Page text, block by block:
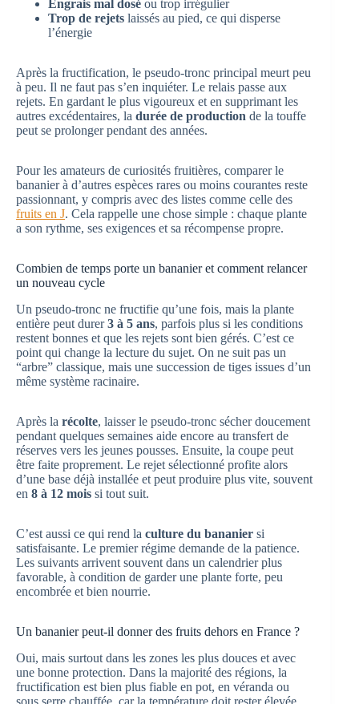
Engrais mal dosé ou trop irrégulier
Trop de rejets laissés au pied, ce qui disperse
l’énergie
Après la fructification, le pseudo-tronc principal meurt peu
à peu. Il ne faut pas s’en inquiéter. Le relais passe aux
rejets. En gardant le plus vigoureux et en supprimant les
autres excédentaires, la durée de production de la touffe
peut se prolonger pendant des années.
Pour les amateurs de curiosités fruitières, comparer le
bananier à d’autres espèces rares ou moins courantes reste
passionnant, y compris avec des listes comme celle des
fruits en J. Cela rappelle une chose simple : chaque plante
a son rythme, ses exigences et sa récompense propre.
Combien de temps porte un bananier et comment relancer
un nouveau cycle
Un pseudo-tronc ne fructifie qu’une fois, mais la plante
entière peut durer3 à 5 ans, parfois plus si les conditions
restent bonnes et que les rejets sont bien gérés. C’est ce
point qui change la lecture du sujet. On ne suit pas un
“arbre” classique, mais une succession de tiges issues d’un
même système racinaire.
Après la récolte, laisser le pseudo-tronc sécher doucement
pendant quelques semaines aide encore au transfert de
réserves vers les jeunes pousses. Ensuite, la coupe peut
être faite proprement. Le rejet sélectionné profite alors
d’une base déjà installée et peut produire plus vite, souvent
en 8 à 12 mois si tout suit.
C’est aussi ce qui rend la culture du bananier si
satisfaisante. Le premier régime demande de la patience.
Les suivants arrivent souvent dans un calendrier plus
favorable, à condition de garder une plante forte, peu
encombrée et bien nourrie.
Un bananier peut-il donner des fruits dehors en France ?
Oui, mais surtout dans les zones les plus douces et avec
une bonne protection. Dans la majorité des régions, la
fructification est bien plus fiable en pot, en véranda ou
sous serre chauffée, car la température doit rester élevée